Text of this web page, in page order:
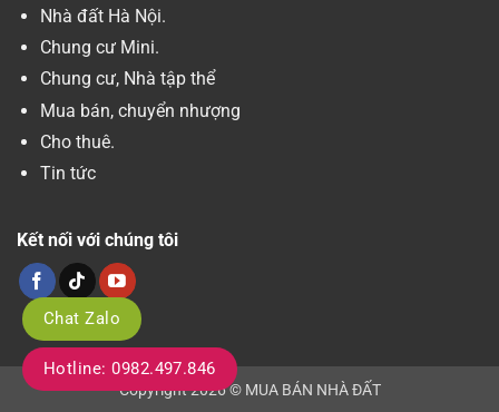
Nhà đất Hà Nội.
Chung cư Mini.
Chung cư, Nhà tập thể
Mua bán, chuyển nhượng
Cho thuê.
Tin tức
Kết nối với chúng tôi
Copyright 2026 © MUA BÁN NHÀ ĐẤT
Chat Zalo
Hotline: 0982.497.846